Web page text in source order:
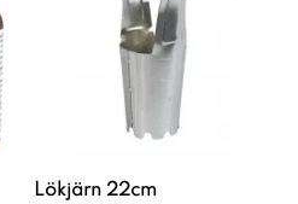
Lökjärn 22cm